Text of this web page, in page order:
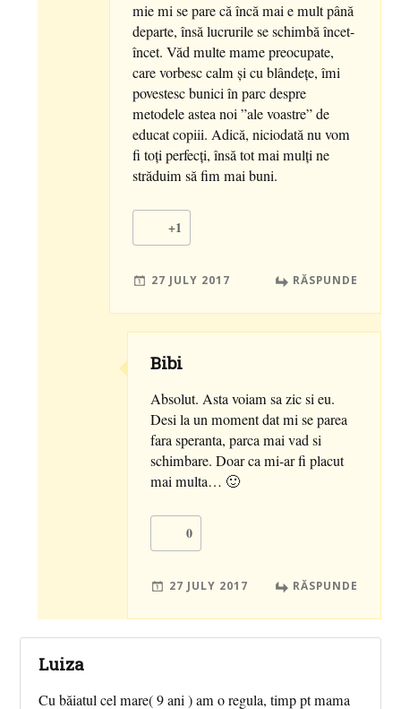
mie mi se pare că încă mai e mult până
departe, însă lucrurile se schimbă încet-
încet. Văd multe mame preocupate,
care vorbesc calm și cu blândețe, îmi
povestesc bunici în parc despre
metodele astea noi ”ale voastre” de
educat copiii. Adică, niciodată nu vom
fi toți perfecți, însă tot mai mulți ne
străduim să fim mai buni.
+1
27 JULY 2017 RĂSPUNDE
Bibi
Absolut. Asta voiam sa zic si eu.
Desi la un moment dat mi se parea
fara speranta, parca mai vad si
schimbare. Doar ca mi-ar fi placut
mai multa… 🙂
0
27 JULY 2017 RĂSPUNDE
Luiza
Cu băiatul cel mare( 9 ani ) am o regula, timp pt mama